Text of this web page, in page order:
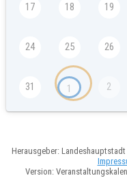
17 18 19
24 25 26
31 1 2
Herausgeber:
Version: